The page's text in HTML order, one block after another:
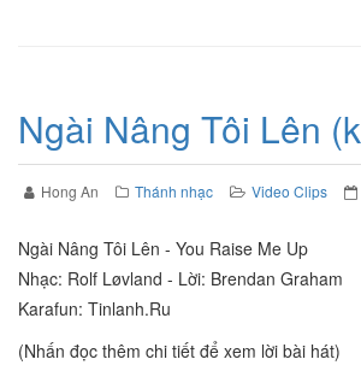
Ngài Nâng Tôi Lên
Hong An Thánh nhạc Video Clips
Ngài Nâng Tôi Lên - You Raise Me Up
Nhạc: Rolf Løvland - Lời: Brendan Graham
Karafun: Tinlanh.Ru
(Nhấn đọc thêm chi tiết để xem lời bài hát)